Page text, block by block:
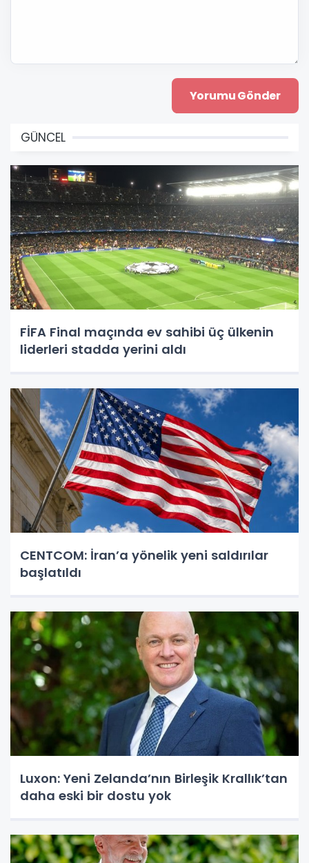
GÜNCEL
FİFA Final maçında ev sahibi üç ülkenin
liderleri stadda yerini aldı
CENTCOM: İran’a yönelik yeni saldırılar
başlatıldı
Luxon: Yeni Zelanda’nın Birleşik Krallık’tan
daha eski bir dostu yok